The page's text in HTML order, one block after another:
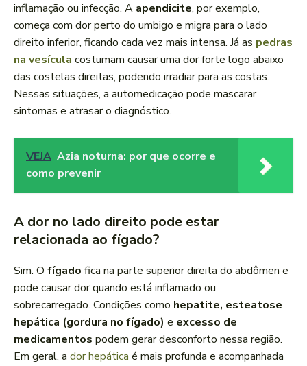
inflamação ou infecção. A apendicite, por exemplo,
começa com dor perto do umbigo e migra para o lado
direito inferior, ficando cada vez mais intensa. Já as pedras
na vesícula costumam causar uma dor forte logo abaixo
das costelas direitas, podendo irradiar para as costas.
Nessas situações, a automedicação pode mascarar
sintomas e atrasar o diagnóstico.
VEJA Azia noturna: por que ocorre e
como prevenir
A dor no lado direito pode estar
relacionada ao fígado?
Sim. O fígado fica na parte superior direita do abdômen e
pode causar dor quando está inflamado ou
sobrecarregado. Condições como hepatite, esteatose
hepática (gordura no fígado) e excesso de
medicamentos podem gerar desconforto nessa região.
Em geral, a dor hepática é mais profunda e acompanhada